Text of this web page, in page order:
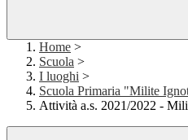
Home >
Scuola >
I luoghi >
Scuola Primaria "Milite
Attività a.s. 2021/2022 -